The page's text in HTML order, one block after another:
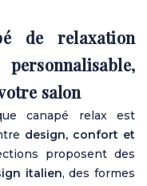
de relaxation
personnalisable,
salon
canapé relax est
design, confort et
proposent des
italien, des formes